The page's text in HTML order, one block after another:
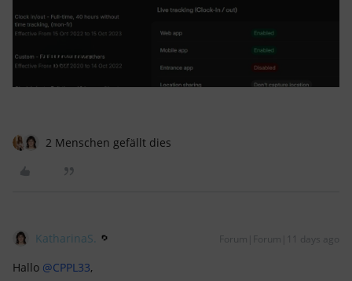
2 Menschen gefällt dies
KatharinaS. Forum|Forum|11 days ago
Hallo ​ @CPPL33,